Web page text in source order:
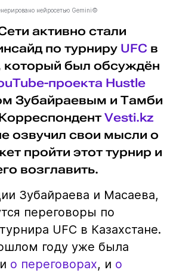
нейросетью Gemini©
активно стали
по турниру UFC в
который был обсуждён
проекта Hustle
Зубайраевым и Тамби
Vesti.kz
озвучил свои мысли о
пройти этот турнир и
возглавить.
Зубайраева и Масаева,
переговоры по
UFC в Казахстане.
году уже была
о переговорах, и о